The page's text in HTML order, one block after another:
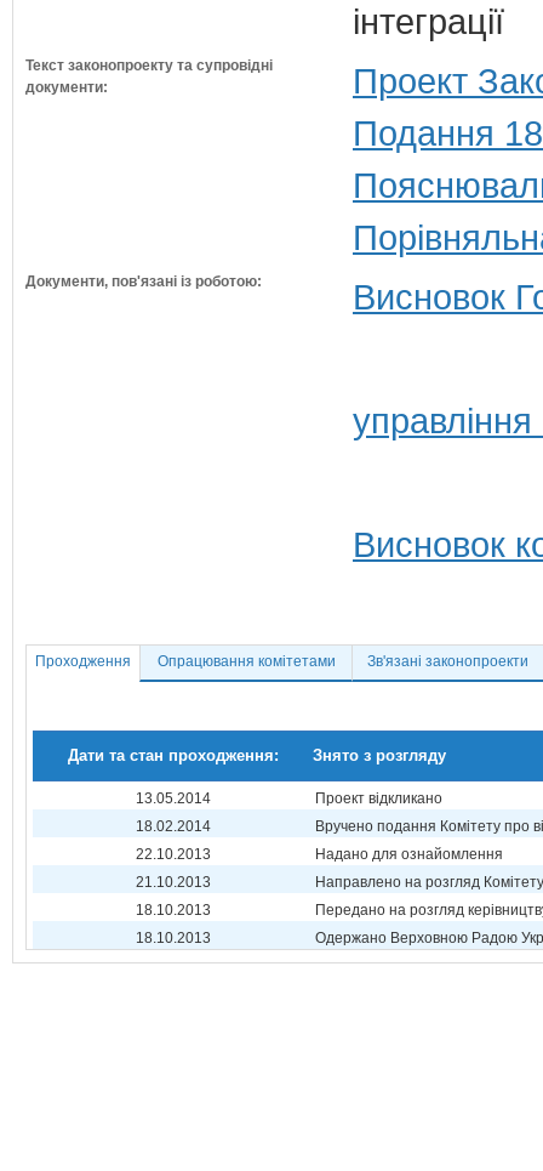
інтеграції
Текст законопроекту та супровідні
документи:
Проект
Подання
Документи, пов'язані із роботою: Висновок
Висновок
Проходження Опрацювання комітетами Зв'язані законопроекти
Дати та стан проходження: Знято з розгляду
13.05.2014
Проект відкликано
18.02.2014
Вручено подання Комітету про
22.10.2013
Надано для ознайомлення
21.10.2013
Направлено на розгляд Комітету
18.10.2013
Передано на розгляд
18.10.2013
Одержано Верховною Радою